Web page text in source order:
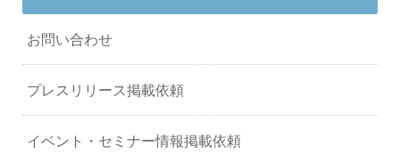
お問い合わせ
プレスリリース掲載依頼
イベント・セミナー情報掲載依頼